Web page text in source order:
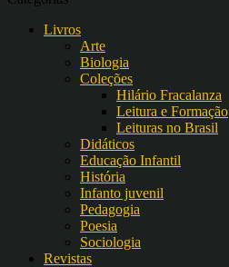
Livros
Arte
Biologia
Coleções
Hilário Fracalanza
Leitura e Formação
Leituras no Brasil
Didáticos
Educação Infantil
História
Infanto juvenil
Pedagogia
Poesia
Sociologia
Revistas